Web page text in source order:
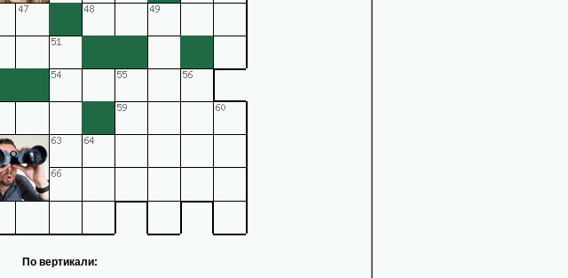
По вертикали: